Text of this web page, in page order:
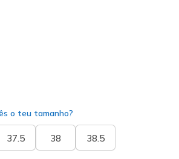
o teu tamanho?
37.5 38 38.5